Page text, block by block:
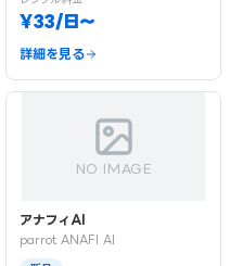
¥33/日〜
詳細を見る
NO IMAGE
アナフィAI
parrot ANAFI AI